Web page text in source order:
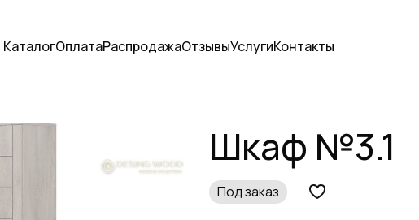
КаталогОплатаРаспродажаОтзывыУслугиКонтакты
Шкаф №3.1
Под заказ